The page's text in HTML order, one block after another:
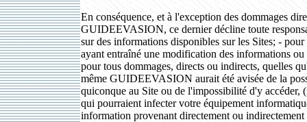
En conséquence, et à l'exception des dommages
GUIDEEVASION, ce dernier décline toute
sur des informations disponibles sur les Sites; -
ayant entraîné une modification des informations
pour tous dommages, directs ou indirects, quelles
même GUIDEEVASION aurait été avisée de la
quiconque au Site ou de l'impossibilité d'y
qui pourraient infecter votre équipement
information provenant directement ou